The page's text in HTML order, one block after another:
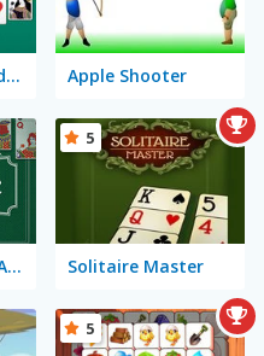
Arkadium's Klondike Solitaire Apple Shooter
Classic Solitaire Arkadium Solitaire Master
5
5